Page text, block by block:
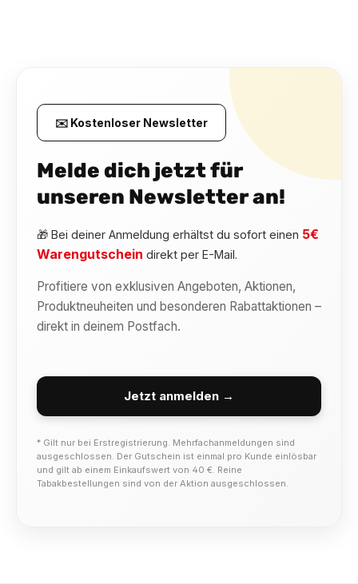
✉️ Kostenloser Newsletter
Melde dich jetzt für
unseren Newsletter an!
🎁 Bei deiner Anmeldung erhältst du sofort einen 5€
Warengutschein direkt per E-Mail.
Profitiere von exklusiven Angeboten, Aktionen,
Produktneuheiten und besonderen Rabattaktionen –
direkt in deinem Postfach.
Jetzt anmelden →
* Gilt nur bei Erstregistrierung. Mehrfachanmeldungen sind
ausgeschlossen. Der Gutschein ist einmal pro Kunde einlösbar
und gilt ab einem Einkaufswert von 40 €. Reine
Tabakbestellungen sind von der Aktion ausgeschlossen.